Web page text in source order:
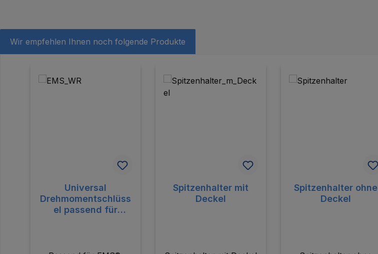
Wir empfehlen Ihnen noch folgende Produkte
Universal
Drehmomentschlüss
el passend für
Spitzenhalter mit
Deckel
Spitzenhalter ohne
Deckel